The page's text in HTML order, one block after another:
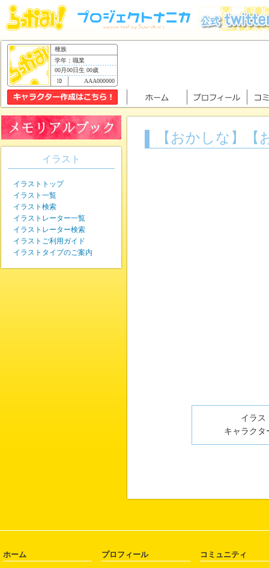
種族
学年：職業
00月00日生 00歳
AAA000000
【おかしな】【
イラス
キャラクタ
イラスト
イラストトップ
イラスト一覧
イラスト検索
イラストレーター一覧
イラストレーター検索
イラストご利用ガイド
イラストタイプのご案内
ホーム プロフィール コミュニティ